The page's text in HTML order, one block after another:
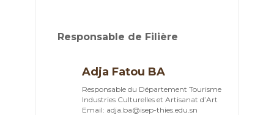
Responsable de Filière
Adja Fatou BA
Responsable du Département Tourisme
Industries Culturelles et Artisanat d’Art
Email: adja.ba@isep-thies.edu.sn